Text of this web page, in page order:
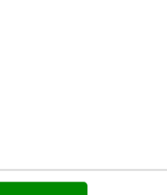
echt mijn ding
jij je op
als een punt.